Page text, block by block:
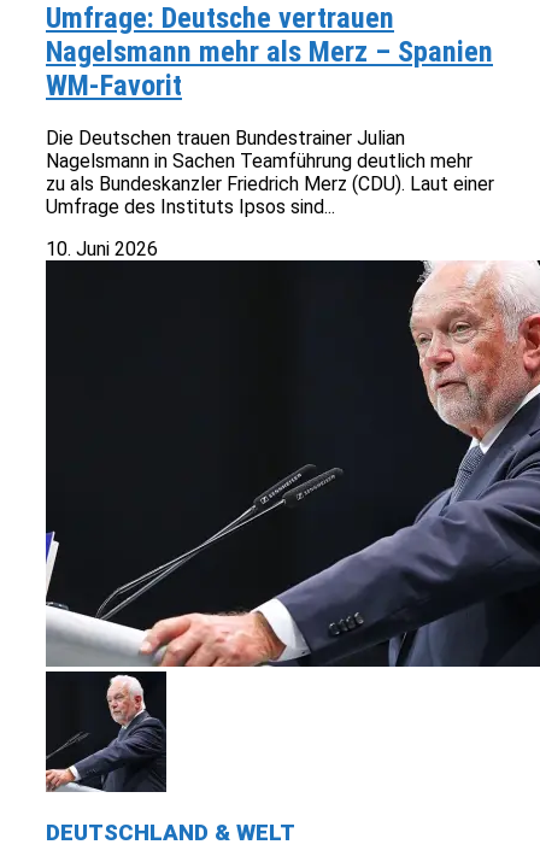
Umfrage: Deutsche vertrauen
Nagelsmann mehr als Merz – Spanien
WM-Favorit
Die Deutschen trauen Bundestrainer Julian
Nagelsmann in Sachen Teamführung deutlich mehr
zu als Bundeskanzler Friedrich Merz (CDU). Laut einer
Umfrage des Instituts Ipsos sind...
10. Juni 2026
DEUTSCHLAND & WELT